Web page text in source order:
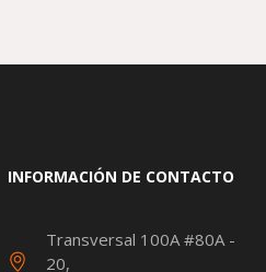
INFORMACIÓN DE CONTACTO
Transversal 100A #80A -
20